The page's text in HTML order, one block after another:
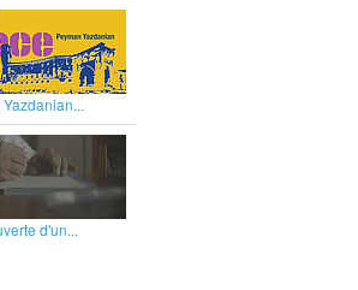
d'un...